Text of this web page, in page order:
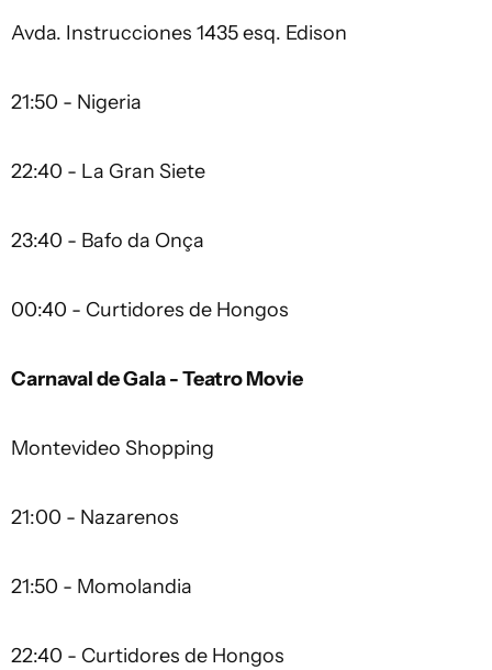
Avda. Instrucciones 1435 esq. Edison
21:50 - Nigeria
22:40 - La Gran Siete
23:40 - Bafo da Onça
00:40 - Curtidores de Hongos
Carnaval de Gala - Teatro Movie
Montevideo Shopping
21:00 - Nazarenos
21:50 - Momolandia
22:40 - Curtidores de Hongos